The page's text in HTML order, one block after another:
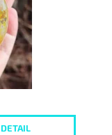
DETAIL